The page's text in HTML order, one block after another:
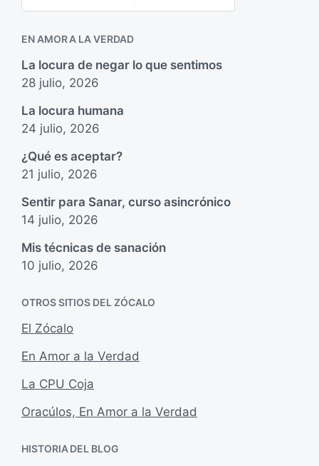
r
EN AMOR A LA VERDAD
La locura de negar lo que sentimos
28 julio, 2026
La locura humana
24 julio, 2026
¿Qué es aceptar?
21 julio, 2026
Sentir para Sanar, curso asincrónico
14 julio, 2026
Mis técnicas de sanación
10 julio, 2026
OTROS SITIOS DEL ZÓCALO
El Zócalo
En Amor a la Verdad
La CPU Coja
Oracúlos, En Amor a la Verdad
HISTORIA DEL BLOG